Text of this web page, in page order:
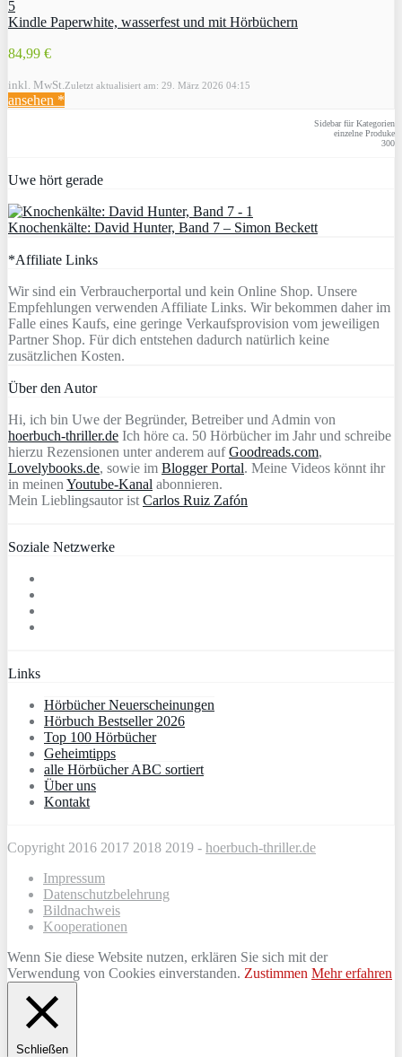
Kindle Paperwhite, wasserfest und mit Hörbüchern
84,99 €
inkl. MwSt. Zuletzt aktualisiert am: 29. März 2026 04:15
ansehen *
Sidebar für Kategorien
einzelne Produke
300
Uwe hört gerade
Knochenkälte: David Hunter, Band 7 – Simon Beckett
*Affiliate Links
Wir sind ein Verbraucherportal und kein Online Shop. Unsere
Empfehlungen verwenden Affiliate Links. Wir bekommen daher im
Falle eines Kaufs, eine geringe Verkaufsprovision vom jeweiligen
Partner Shop. Für dich entstehen dadurch natürlich keine
zusätzlichen Kosten.
Über den Autor
Hi, ich bin Uwe der Begründer, Betreiber und Admin von
hoerbuch-thriller.de Ich höre ca. 50 Hörbücher im Jahr und schreibe
hierzu Rezensionen unter anderem aufGoodreads.com,
Lovelybooks.de, sowie im Blogger Portal. Meine Videos könnt ihr
in meinen Youtube-Kanal abonnieren.
Mein Lieblingsautor ist Carlos Ruiz Zafón
Soziale Netzwerke
Links
Hörbücher Neuerscheinungen
Hörbuch Bestseller 2026
Top 100 Hörbücher
Geheimtipps
alle Hörbücher ABC sortiert
Über uns
Kontakt
Copyright 2016 2017 2018 2019 - hoerbuch-thriller.de
Impressum
Datenschutzbelehrung
Bildnachweis
Kooperationen
Wenn Sie diese Website nutzen, erklären Sie sich mit der
Verwendung von Cookies einverstanden. Zustimmen Mehr erfahren
Schließen